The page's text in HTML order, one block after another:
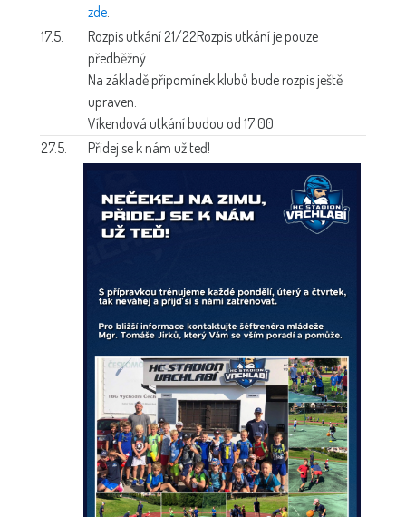
zde
17.5.
Rozpis utkání 21/22Rozpis utkání je pouze
předběžný.
Na základě připomínek klubů bude rozpis ještě
upraven.
Víkendová utkání budou od 17:00.
27.5.
Přidej se k nám už teď!